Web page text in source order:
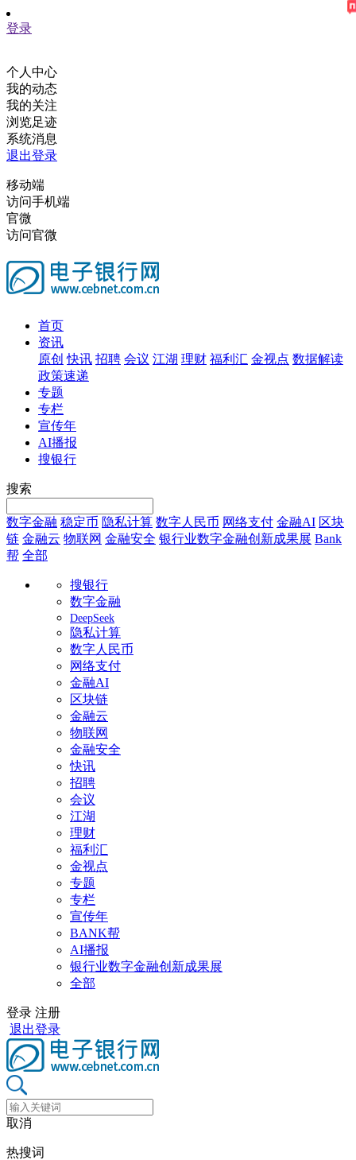
登录
个人中心
我的动态
我的关注
浏览足迹
系统消息
退出登录
移动端
访问手机端
官微
访问官微
首页
资讯
原创 快讯 招聘 会议 江湖 理财 福利汇 金视点 数据解读
政策速递
专题
专栏
宣传年
AI播报
搜银行
搜索
数字金融 稳定币 隐私计算 数字人民币 网络支付 金融AI 区块
链 金融云 物联网 金融安全 银行业数字金融创新成果展 Bank
帮 全部
搜银行
数字金融
DeepSeek
隐私计算
数字人民币
网络支付
金融AI
区块链
金融云
物联网
金融安全
快讯
招聘
会议
江湖
理财
福利汇
金视点
专题
专栏
宣传年
BANK帮
AI播报
银行业数字金融创新成果展
全部
登录 注册
退出登录
取消
热搜词